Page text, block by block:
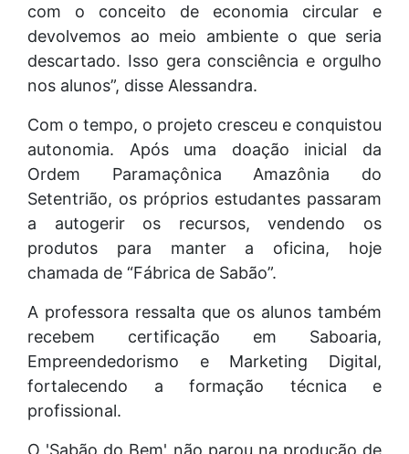
com o conceito de economia circular e
devolvemos ao meio ambiente o que seria
descartado. Isso gera consciência e orgulho
nos alunos”, disse Alessandra.
Com o tempo, o projeto cresceu e conquistou
autonomia. Após uma doação inicial da
Ordem Paramaçônica Amazônia do
Setentrião, os próprios estudantes passaram
a autogerir os recursos, vendendo os
produtos para manter a oficina, hoje
chamada de “Fábrica de Sabão”.
A professora ressalta que os alunos também
recebem certificação em Saboaria,
Empreendedorismo e Marketing Digital,
fortalecendo a formação técnica e
profissional.
O 'Sabão do Bem' não parou na produção de